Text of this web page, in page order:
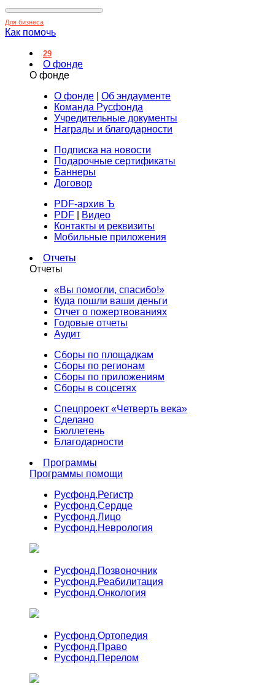
Для бизнеса
Как помочь
29
О фонде
О фонде
О фонде
Об эндаументе
Команда Русфонда
Учредительные документы
Награды и благодарности
Подписка на новости
Подарочные сертификаты
Баннеры
Договор
PDF-архив Ъ
PDF
Видео
Контакты и реквизиты
Мобильные приложения
Отчеты
Отчеты
«Вы помогли, спасибо!»
Куда пошли ваши деньги
Отчет о пожертвованиях
Годовые отчеты
Аудит
Сборы по площадкам
Сборы по регионам
Сборы по приложениям
Сборы в соцсетях
Спецпроект «Четверть века»
Сделано
Бюллетень
Благодарности
Программы
Программы помощи
Русфонд.Регистр
Русфонд.Сердце
Русфонд.Лицо
Русфонд.Неврология
Русфонд.Позвоночник
Русфонд.Реабилитация
Русфонд.Онкология
Русфонд.Ортопедия
Русфонд.Право
Русфонд.Перелом